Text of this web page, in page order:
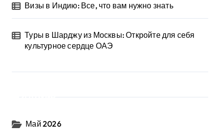
Визы в Индию: Все, что вам нужно знать
Туры в Шарджу из Москвы: Откройте для себя
культурное сердце ОАЭ
Май 2026